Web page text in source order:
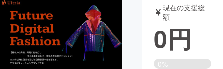
アート・写真 音楽
テクノロジー・ガジェット ゲーム・サ
映像・映画 書籍・雑誌
現在の支援総
額
0円
0%